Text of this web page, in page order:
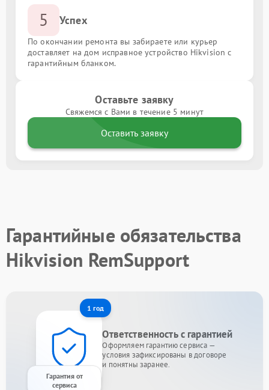
5 Успех
По окончании ремонта вы забираете или курьер
доставляет на дом исправное устройство Hikvision с
гарантийным бланком.
Оставьте заявку
Свяжемся с Вами в течение 5 минут
Оставить заявку
Гарантийные обязательства
Hikvision RemSupport
1 год
Гарантия от
сервиса
Ответственность с гарантией
Оформляем гарантию сервиса —
условия зафиксированы в договоре
и понятны заранее.